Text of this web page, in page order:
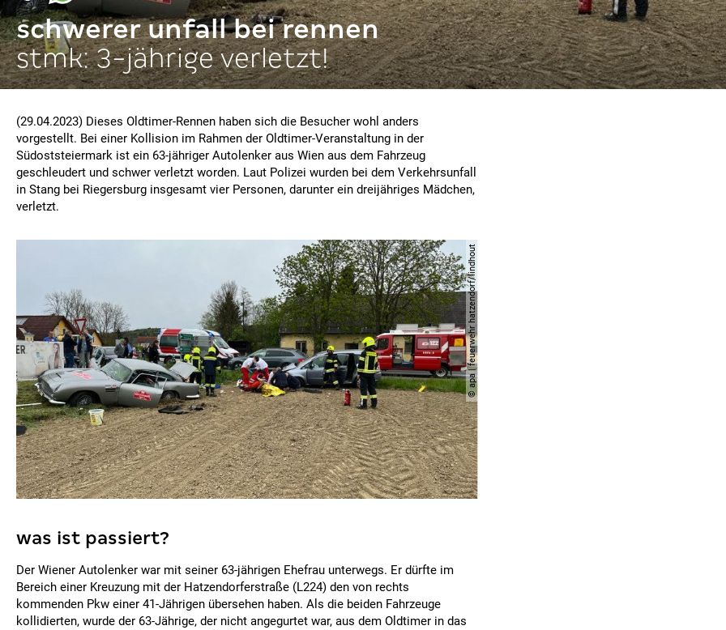
schwerer unfall bei rennen
stmk: 3-jährige verletzt!
(29.04.2023) Dieses Oldtimer-Rennen haben sich die Besucher wohl anders
vorgestellt. Bei einer Kollision im Rahmen der Oldtimer-Veranstaltung in der
Südoststeiermark ist ein 63-jähriger Autolenker aus Wien aus dem Fahrzeug
geschleudert und schwer verletzt worden. Laut Polizei wurden bei dem Verkehrsunfall
in Stang bei Riegersburg insgesamt vier Personen, darunter ein dreijähriges Mädchen,
verletzt.
© apa | feuerwehr hatzendorf/lindhout
was ist passiert?
Der Wiener Autolenker war mit seiner 63-jährigen Ehefrau unterwegs. Er dürfte im
Bereich einer Kreuzung mit der Hatzendorferstraße (L224) den von rechts
kommenden Pkw einer 41-Jährigen übersehen haben. Als die beiden Fahrzeuge
kollidierten, wurde der 63-Jährige, der nicht angegurtet war, aus dem Oldtimer in das